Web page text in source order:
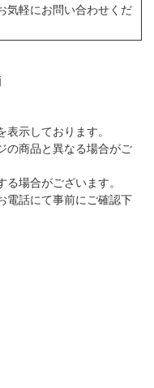
気軽にお問い合わせくだ
示しております。
の商品と異なる場合がご
場合がございます。
電話にて事前にご確認下